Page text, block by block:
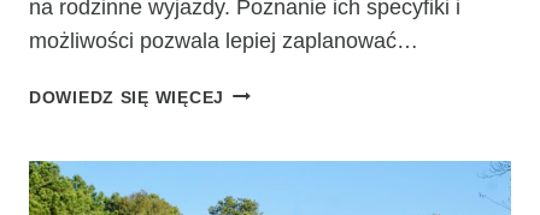
na rodzinne wyjazdy. Poznanie ich specyfiki i
możliwości pozwala lepiej zaplanować…
DOWIEDZ SIĘ WIĘCEJ TURYSTYKA
KTÓRE